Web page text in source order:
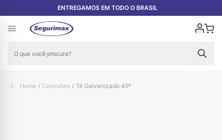
Pular para o conteúdoENTREGAMOS EM TODO O BRASIL
Home / Conexões / Tê Galvanizado 45º